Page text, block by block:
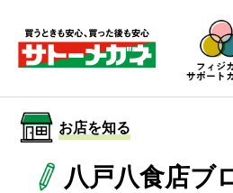
サトーメガネを知る
サトーメガネについて
01
お店を知る
八戸八食店ブ